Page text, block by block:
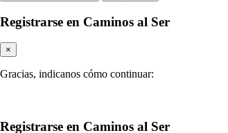
Registrarse en Caminos al Ser
×
Gracias, indicanos cómo continuar:
Registrarse en Caminos al Ser